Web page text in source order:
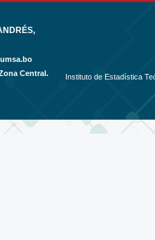
Central.
Instituto de Estadística